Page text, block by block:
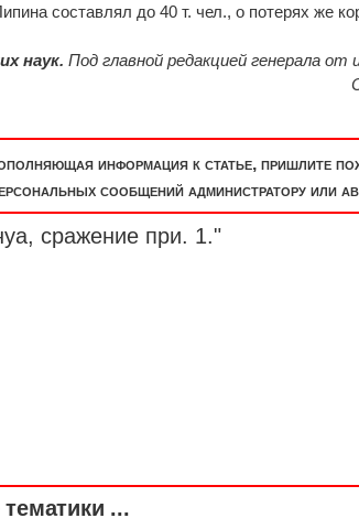
составлял до 40 т. чел., о потерях же
наук. Под главной редакцией генерала
информация к статье, пришлите
сообщений администратору или
сражение при. 1."
...